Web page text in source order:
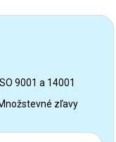
ISO 9001 a 14001
zľavy